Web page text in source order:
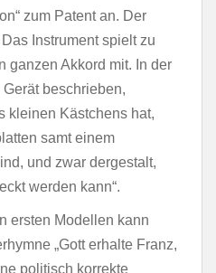
zum Patent an. Der
Instrument spielt zu
ganzen Akkord mit. In der
beschrieben,
kleinen Kästchens hat,
samt einem
und zwar dergestalt,
werden kann“.​
ersten Modellen kann
„Gott erhalte Franz,
politisch korrekte